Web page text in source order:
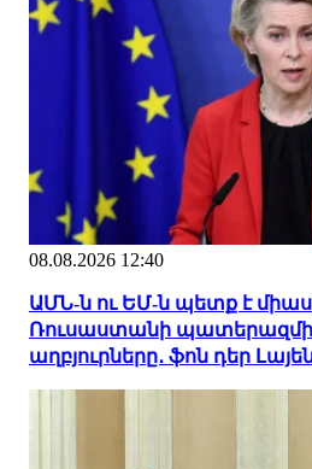
08.08.2026 12:40
ԱՄՆ-ն ու ԵՄ-ն պետք է
Ռուսաստանի
աղբյուրները․ ֆոն դեր